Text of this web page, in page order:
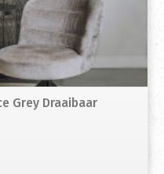
Grey Draaibaar